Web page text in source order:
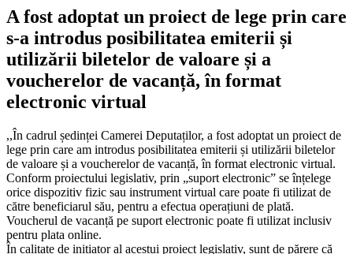
A fost adoptat un proiect de lege prin care
s-a introdus posibilitatea emiterii și
utilizării biletelor de valoare și a
voucherelor de vacanță, în format
electronic virtual
,,În cadrul ședinței Camerei Deputaților, a fost adoptat un proiect de
lege prin care am introdus posibilitatea emiterii și utilizării biletelor
de valoare și a voucherelor de vacanță, în format electronic virtual.
Conform proiectului legislativ, prin „suport electronic” se înțelege
orice dispozitiv fizic sau instrument virtual care poate fi utilizat de
către beneficiarul său, pentru a efectua operațiuni de plată.
Voucherul de vacanță pe suport electronic poate fi utilizat inclusiv
pentru plata online.
În calitate de inițiator al acestui proiect legislativ, sunt de părere că